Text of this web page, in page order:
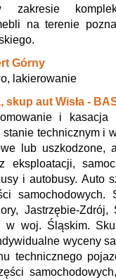
zakresie
na terenie
Górny
lakierowanie
skup aut Wisła -
i kasacja
technicznym i
lub uszkodzone,
eksploatacji,
i autobusy. Auto
Jastrzębie-
w woj. Śląskim.
wyceny
technicznego